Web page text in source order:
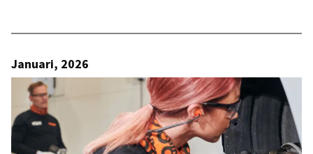
Januari, 2026